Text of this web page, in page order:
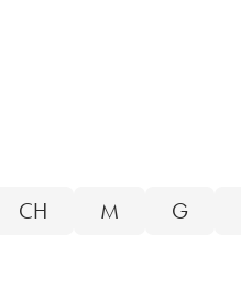
CH M G